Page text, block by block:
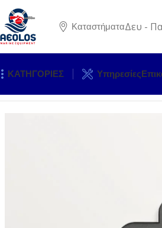
ΚαταστήματαΔευ -
ΚΑΤΗΓΟΡΙΕΣ Υπηρεσίες